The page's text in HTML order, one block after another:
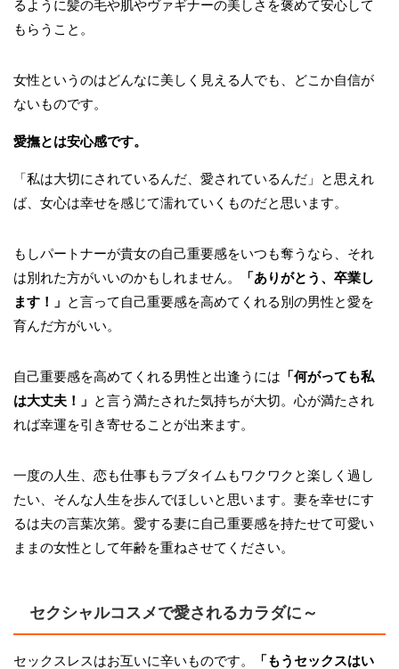
るように髪の毛や肌やヴァギナーの美しさを褒めて安心して
もらうこと。
女性というのはどんなに美しく見える人でも、どこか自信が
ないものです。
愛撫とは安心感です。
「私は大切にされているんだ、愛されているんだ」と思えれ
ば、女心は幸せを感じて濡れていくものだと思います。
もしパートナーが貴女の自己重要感をいつも奪うなら、それ
は別れた方がいいのかもしれません。
「ありがとう、卒業し
ます！」
と言って自己重要感を高めてくれる別の男性と愛を
育んだ方がいい。
自己重要感を高めてくれる男性と出逢うには 「何がっても私
は大丈夫！」
と言う満たされた気持ちが大切。心が満たされ
れば幸運を引き寄せることが出来ます。
一度の人生、恋も仕事もラブタイムもワクワクと楽しく過し
たい、そんな人生を歩んでほしいと思います。妻を幸せにす
るは夫の言葉次第。愛する妻に自己重要感を持たせて可愛い
ままの女性として年齢を重ねさせてください。
セクシャルコスメで愛されるカラダに～
セックスレスはお互いに辛いものです。
「もうセックスはい